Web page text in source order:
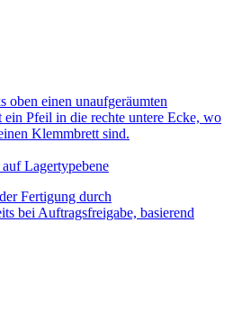
Lagertypebene
Fertigung durch
bei Auftragsfreigabe, basierend